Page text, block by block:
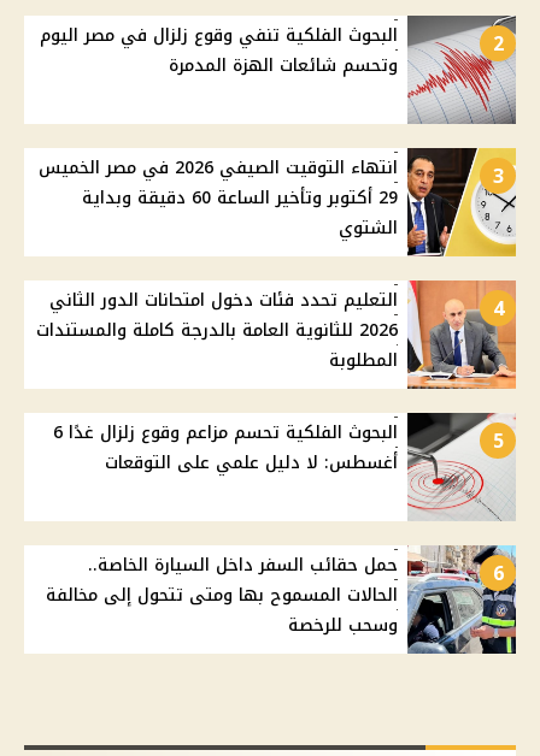
2
البحوث الفلكية تنفي وقوع زلزال في مصر اليوم
وتحسم شائعات الهزة المدمرة
3
انتهاء التوقيت الصيفي 2026 في مصر الخميس
29 أكتوبر وتأخير الساعة 60 دقيقة وبداية
الشتوي
4
التعليم تحدد فئات دخول امتحانات الدور الثاني
2026 للثانوية العامة بالدرجة كاملة والمستندات
المطلوبة
5
البحوث الفلكية تحسم مزاعم وقوع زلزال غدًا 6
أغسطس: لا دليل علمي على التوقعات
6
حمل حقائب السفر داخل السيارة الخاصة..
الحالات المسموح بها ومتى تتحول إلى مخالفة
وسحب للرخصة